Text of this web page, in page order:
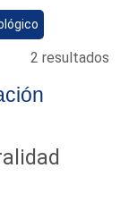
2 resultados